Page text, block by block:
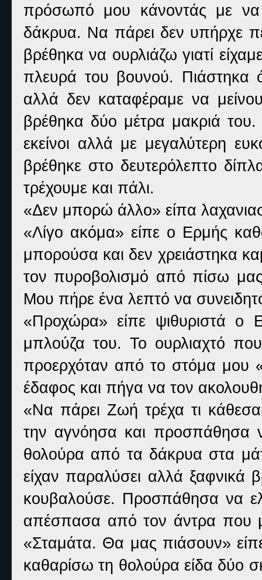
πρόσωπό μου κάνοντάς με να
δάκρυα. Να πάρει δεν υπήρχε
βρέθηκα να ουρλιάζω γιατί
πλευρά του βουνού.
αλλά δεν καταφέραμε να
βρέθηκα δύο μέτρα μακριά
εκείνοι αλλά με μεγαλύτερη
βρέθηκε στο δευτερόλεπτο
τρέχουμε και πάλι.
«Δεν μπορώ άλλο» είπα
«Λίγο ακόμα» είπε ο Ερμής
μπορούσα και δεν χρειάστηκα
τον πυροβολισμό από πίσω
Μου πήρε ένα λεπτό να
«Προχώρα» είπε ψιθυριστά ο
μπλούζα του. Το ουρλιαχτό
προερχόταν από το στόμα μου
έδαφος και πήγα να τον
«Να πάρει Ζωή τρέχα τι
την αγνόησα και προσπάθησα
θολούρα από τα δάκρυα στα
είχαν παραλύσει αλλά
κουβαλούσε. Προσπάθησα να
απέσπασα από τον άντρα που
«Σταμάτα. Θα μας πιάσουν»
καθαρίσω τη θολούρα είδα δύο